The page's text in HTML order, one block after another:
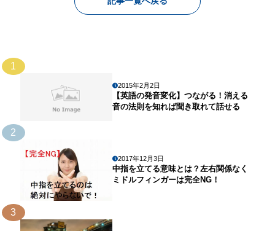
1
2015年2月2日
【英語の発音変化】つながる！消える
音の法則を知れば聞き取れて話せる
2
2017年12月3日
中指を立てる意味とは？左右関係なく
ミドルフィンガーは完全NG！
3